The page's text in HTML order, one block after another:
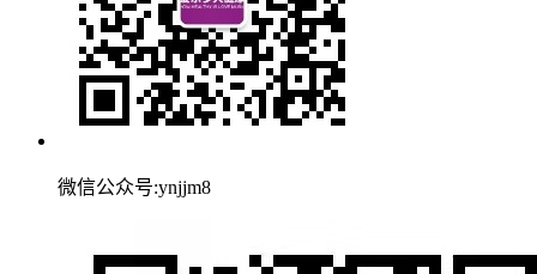
微信公众号:ynjjm8